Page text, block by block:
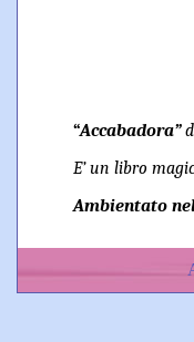
“Accabadora”
E’ un libro
Ambientato